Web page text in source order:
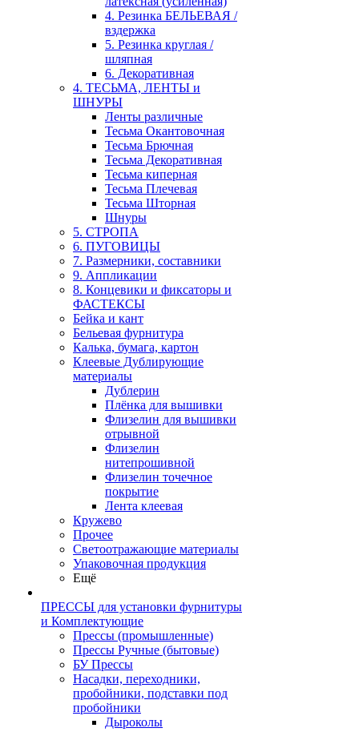
4. Резинка БЕЛЬЕВАЯ /
вздержка
5. Резинка круглая /
шляпная
6. Декоративная
4. ТЕСЬМА, ЛЕНТЫ и
ШНУРЫ
Ленты различные
Тесьма Окантовочная
Тесьма Брючная
Тесьма Декоративная
Тесьма киперная
Тесьма Плечевая
Тесьма Шторная
Шнуры
5. СТРОПА
6. ПУГОВИЦЫ
7. Размерники, составники
9. Аппликации
8. Концевики и фиксаторы и
ФАСТЕКСЫ
Бейка и кант
Бельевая фурнитура
Калька, бумага, картон
Клеевые Дублирующие
материалы
Дублерин
Плёнка для вышивки
Флизелин для вышивки
отрывной
Флизелин
нитепрошивной
Флизелин точечное
покрытие
Лента клеевая
Кружево
Прочее
Светоотражающие материалы
Упаковочная продукция
Ещё
ПРЕССЫ для установки фурнитуры
и Комплектующие
Прессы (промышленные)
Прессы Ручные (бытовые)
БУ Прессы
Насадки, переходники,
пробойники, подставки под
пробойники
Дыроколы